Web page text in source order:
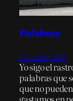
Palabras
6 octubre, 2014
Yo sigo el
palabras que
que no